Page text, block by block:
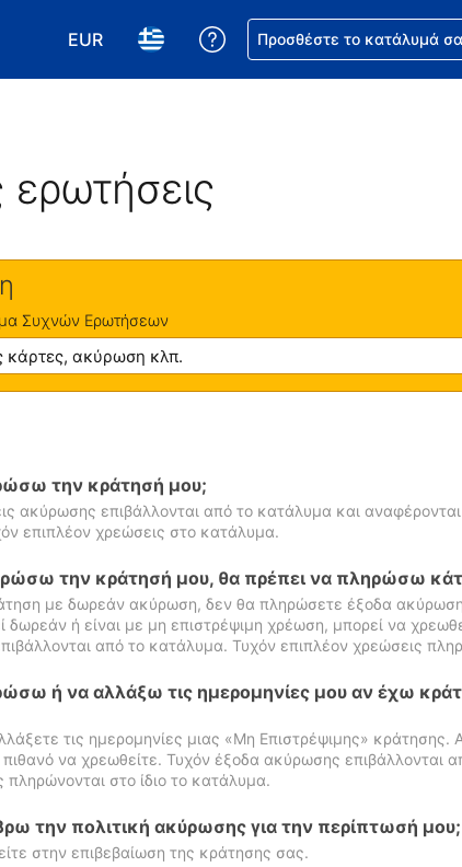
EUR
Επιλέξτε το νόμισμά σας. Το τωρινό σας
Επιλέξτε τη γλώσσα σας. Η τωρινή
Βοήθεια για την κράτησή
Προσθέστε το κατάλυμά
Συχνών Ερωτήσεων
την κράτησή μου;
ακύρωσης επιβάλλονται από το κατάλυμα και
επιπλέον χρεώσεις στο κατάλυμα.
την κράτησή μου, θα πρέπει να πληρώσω
με δωρεάν ακύρωση, δεν θα πληρώσετε έξοδα
δωρεάν ή είναι με μη επιστρέψιμη χρέωση, μπορεί να
από το κατάλυμα. Τυχόν επιπλέον χρεώσεις
ή να αλλάξω τις ημερομηνίες μου αν έχω
τις ημερομηνίες μιας «Μη Επιστρέψιμης» κράτησης.
πιθανό να χρεωθείτε. Τυχόν έξοδα ακύρωσης επιβάλλονται
πληρώνονται στο ίδιο το κατάλυμα.
την πολιτική ακύρωσης για την περίπτωσή μου;
στην επιβεβαίωση της κράτησης σας.